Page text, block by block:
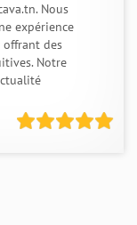
Nous
expérience
des
Notre